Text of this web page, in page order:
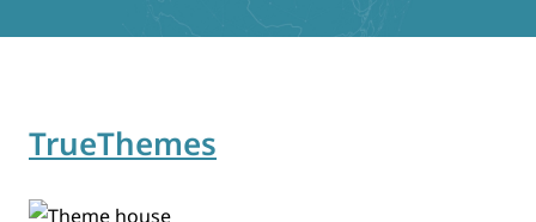
TrueThemes